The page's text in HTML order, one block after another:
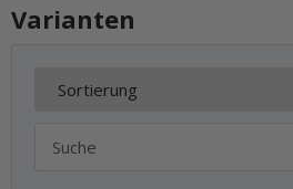
Varianten
Sortierung